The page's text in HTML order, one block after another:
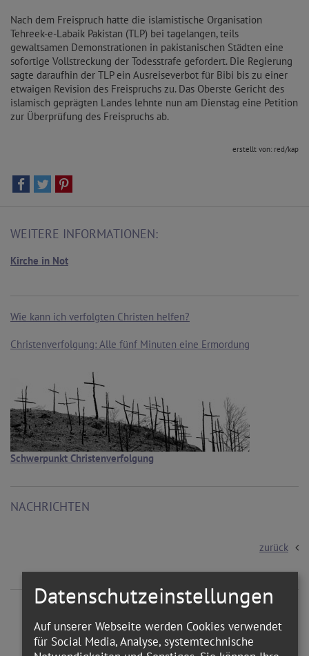
Nach dem Freispruch hatte die islamistische Organisation
Tehreek-e-Labaik Pakistan (TLP) bei tagelangen, teils
gewaltsamen Demonstrationen in pakistanischen Städten eine
sofortige Vollstreckung der Todesstrafe gefordert. Die Regierung
sagte daraufhin der TLP ein Ausreiseverbot für Bibi bis zu einer
etwaigen Revision des Freispruchs zu. Das Oberste Gericht des
islamisch geprägten Landes lehnte nun am Dienstag eine Petition
zur Überprüfung des Freispruchs ab.
erstellt von: red/kap
WEITERE INFORMATIONEN:
Kirche in Not
Wie kann ich verfolgten Christen helfen?
Christenverfolgung: Alle fünf Minuten eine Ermordung
Schwerpunkt Christenverfolgung
NACHRICHTEN
zurück
WEITERE ARTIKEL ZUM THEMA
Datenschutzeinstellungen
Auf unserer Webseite werden Cookies verwendet
für Social Media, Analyse, systemtechnische